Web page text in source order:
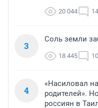
20 044 14
3
Соль земли
18 445 10
4
«Насиловал
родителей».
россиян в